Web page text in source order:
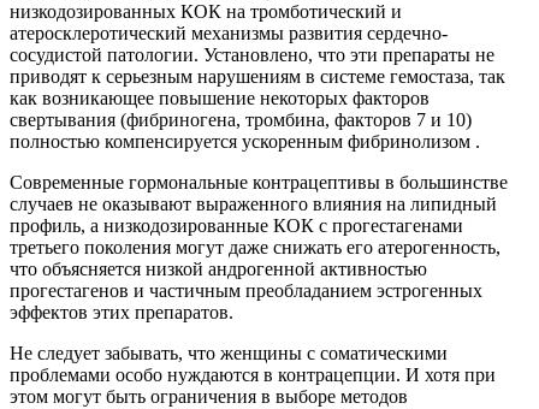
низкодозирован­ных КОК на тромботический и
атеросклеротический механизмы развития сердечно-
сосудистой патологии. Установлено, что эти пре­параты не
приводят к серьезным нарушениям в системе гемостаза, так
как возникающее повышение некоторых факторов
свертывания (фибриногена, тромбина, факторов 7 и 10)
полностью компенсиру­ется ускоренным фибринолизом .
Современные гормональные контрацептивы в большинстве
слу­чаев не оказывают выраженного влияния на липидный
профиль, а низкодозированные КОК с прогестагенами
третьего поколения мо­гут даже снижать его атерогенность,
что объясняется низкой андрогенной активностью
прогестагенов и частичным преобладанием эстрогенных
эффектов этих препаратов.
Не следует забывать, что женщины с соматическими
проблема­ми особо нуждаются в контрацепции. И хотя при
этом могут быть ограничения в выборе методов